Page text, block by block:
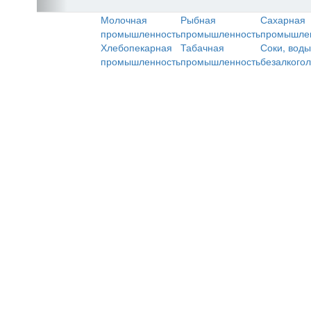
Молочная
промышленность
Рыбная
промышленность
Сахарная
Хлебопекарная
промышленность
Табачная
промышленность
Соки,